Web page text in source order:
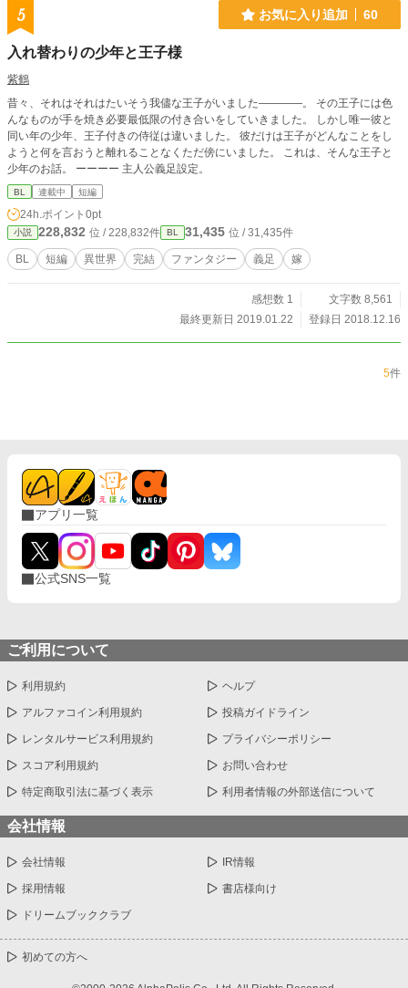
ン」は現在発明されておらず、人は皆未来の自分を知ること
は不可能です 例え、理想の姿を実現出来ず、断念したとして
いってください」 これは様々な人物を視点とした笑いと感動
5 お気に入り追加 60
入れ替わりの少年と王子様
紫鶴
昔々、それはそれはたいそう我儘な王子がいました――――。 その王子には色
んなものが手を焼き必要最低限の付き合いをしていきました。 しかし唯一彼と
同い年の少年、王子付きの侍従は違いました。 彼だけは王子がどんなことをし
ようと何を言おうと離れることなくただ傍にいました。 これは、そんな王子と
少年のお話。 ーーーー 主人公義足設定。
BL 連載中 短編
24h.ポイント 0pt
小説 228,832 位 / 228,832件 BL 31,435 位 / 31,435件
BL 短編 異世界 完結 ファンタジー 義足 嫁
感想数 1
文字数 8,561
最終更新日 2019.01.22
登録日 2018.12.16
5件
アプリ一覧
公式SNS一覧
ご利用について
利用規約 ヘルプ
アルファコイン利用規約 投稿ガイドライン
レンタルサービス利用規約 プライバシーポリシー
スコア利用規約 お問い合わせ
特定商取引法に基づく表示 利用者情報の外部送信について
会社情報
会社情報 IR情報
採用情報 書店様向け
ドリームブッククラブ
初めての方へ